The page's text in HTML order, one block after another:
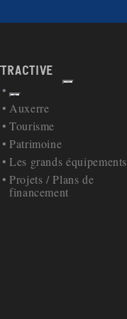
Retour à la navigation
Auxerre
Tourisme
Patrimoine
Les grands équipements
Projets / Plans de
financement